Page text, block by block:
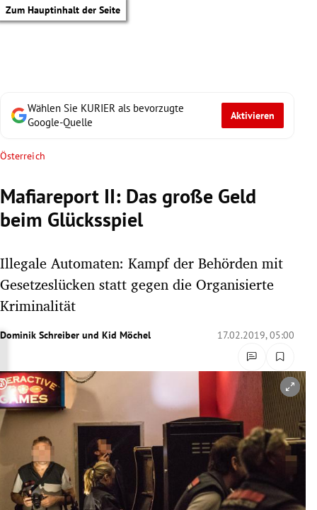
Zum Hauptinhalt der Seite
Untermenü
Untermenü
Untermenü
Untermenü
Untermenü
Untermenü
Wählen Sie KURIER als bevorzugte
Google-Quelle
Aktivieren
Österreich
Mafiareport II: Das große Geld
beim Glücksspiel
Illegale Automaten: Kampf der Behörden mit
Gesetzeslücken statt gegen die Organisierte
Kriminalität
Dominik Schreiber und Kid Möchel 17.02.2019, 05:00
Copyright-Hinweis öffnen/schließen